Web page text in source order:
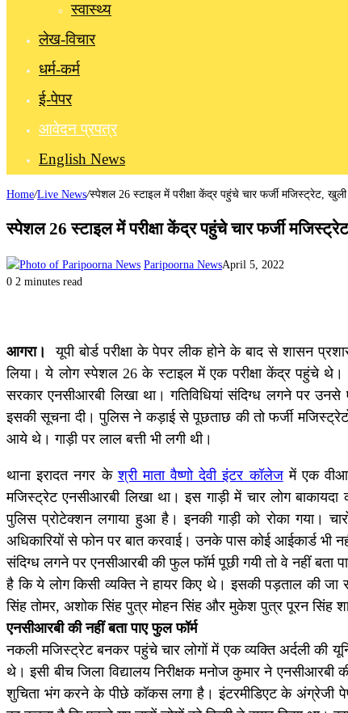
स्वास्थ्य
लेख-विचार
धर्म-कर्म
ई-पेपर
आवेदन प्रपत्र
English News
Home/Live News/स्पेशल 26 स्टाइल में परीक्षा केंद्र पहुंचे चार फर्जी मजिस्ट्रेट, खुली
स्पेशल 26 स्टाइल में परीक्षा केंद्र पहुंचे चार फर्जी
Paripoorna NewsApril 5, 2022
0 2 minutes read
आगरा। यूपी बोर्ड परीक्षा के पेपर लीक होने के बाद से शासन
लिया। ये लोग स्पेशल 26 के स्टाइल में एक परीक्षा केंद्र पहुंचे
सरकार एनसीआरबी लिखा था। गतिविधियां संदिग्ध लगने पर
इसकी सूचना दी। पुलिस ने कड़ाई से पूछताछ की तो फर्जी
आये थे। गाड़ी पर लाल बत्ती भी लगी थी।
थाना इरादत नगर केश्री माता वैष्णो देवी इंटर कॉलेजमें एक
मजिस्ट्रेट एनसीआरबी लिखा था। इस गाड़ी में चार लोग
पुलिस प्रोटेक्शन लगाया हुआ है। इनकी गाड़ी को रोका गया।
अधिकारियों से फोन पर बात करवाई। उनके पास कोई आईकार्ड भी
संदिग्ध लगने पर एनसीआरबी की फुल फॉर्म पूछी गयी तो वे नहीं बता
है कि ये लोग किसी व्यक्ति ने हायर किए थे। इसकी पड़ताल की जा
सिंह तोमर, अशोक सिंह पुत्र मोहन सिंह और मुकेश पुत्र पूरन सिंह
एनसीआरबी की नहीं बता पाए फुल फॉर्म
नकली मजिस्ट्रेट बनकर पहुंचे चार लोगों में एक व्यक्ति अर्दली की
थे। इसी बीच जिला विद्यालय निरीक्षक मनोज कुमार ने
शुचिता भंग करने के पीछे कॉकस लगा है। इंटरमीडिएट के अंग्रेजी